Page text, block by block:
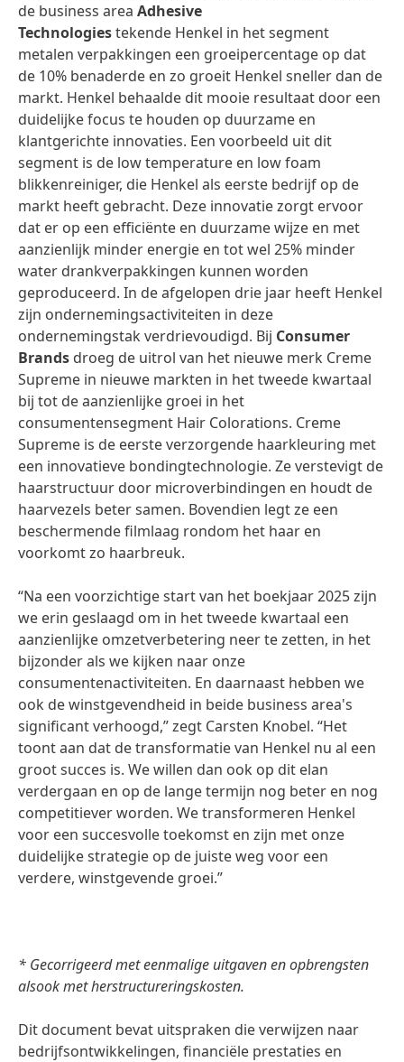
de business area Adhesive
Technologiestekende Henkel in het segment
metalen verpakkingen een groeipercentage op dat
de 10% benaderde en zo groeit Henkel sneller dan de
markt. Henkel behaalde dit mooie resultaat door een
duidelijke focus te houden op duurzame en
klantgerichte innovaties. Een voorbeeld uit dit
segment is de low temperature en low foam
blikkenreiniger, die Henkel als eerste bedrijf op de
markt heeft gebracht. Deze innovatie zorgt ervoor
dat er op een efficiënte en duurzame wijze en met
aanzienlijk minder energie en tot wel 25% minder
water drankverpakkingen kunnen worden
geproduceerd. In de afgelopen drie jaar heeft Henkel
zijn ondernemingsactiviteiten in deze
ondernemingstak verdrievoudigd. Bij Consumer
Brands droeg de uitrol van het nieuwe merk Creme
Supreme in nieuwe markten in het tweede kwartaal
bij tot de aanzienlijke groei in het
consumentensegment Hair Colorations. Creme
Supreme is de eerste verzorgende haarkleuring met
een innovatieve bondingtechnologie. Ze verstevigt de
haarstructuur door microverbindingen en houdt de
haarvezels beter samen. Bovendien legt ze een
beschermende filmlaag rondom het haar en
voorkomt zo haarbreuk.
“Na een voorzichtige start van het boekjaar 2025 zijn
we erin geslaagd om in het tweede kwartaal een
aanzienlijke omzetverbetering neer te zetten, in het
bijzonder als we kijken naar onze
consumentenactiviteiten. En daarnaast hebben we
ook de winstgevendheid in beide business area's
significant verhoogd,” zegt Carsten Knobel. “Het
toont aan dat de transformatie van Henkel nu al een
groot succes is. We willen dan ook op dit elan
verdergaan en op de lange termijn nog beter en nog
competitiever worden. We transformeren Henkel
voor een succesvolle toekomst en zijn met onze
duidelijke strategie op de juiste weg voor een
verdere, winstgevende groei.”
* Gecorrigeerd met eenmalige uitgaven en opbrengsten
alsook met herstructureringskosten.
Dit document bevat uitspraken die verwijzen naar
bedrijfsontwikkelingen, financiële prestaties en